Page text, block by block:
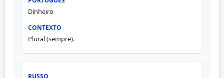
Dinheiro
Plural (sempre).